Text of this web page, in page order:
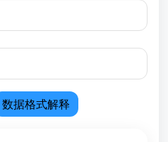
数据格式解释